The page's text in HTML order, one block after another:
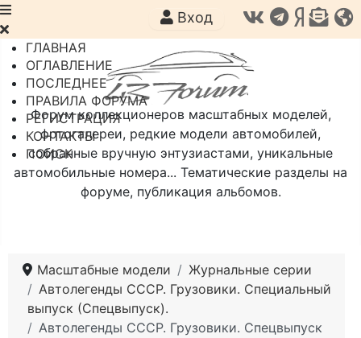
Форум коллекционеров масштабных моделей,
фотогалереи, редкие модели автомобилей,
собранные вручную энтузиастами, уникальные
автомобильные номера... Тематические разделы на
форуме, публикация альбомов.
Вход
ГЛАВНАЯ
ОГЛАВЛЕНИЕ
ПОСЛЕДНЕЕ
ПРАВИЛА ФОРУМА
РЕГИСТРАЦИЯ
КОНТАКТЫ
ПОИСК
Масштабные модели
Журнальные серии
Автолегенды СССР. Грузовики. Специальный
выпуск (Спецвыпуск).
Автолегенды СССР. Грузовики. Спецвыпуск